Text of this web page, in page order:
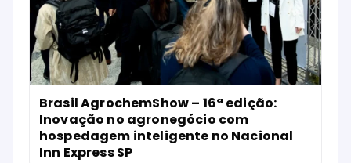
Brasil AgrochemShow – 16ª edição:
Inovação no agronegócio com
hospedagem inteligente no Nacional
Inn Express SP